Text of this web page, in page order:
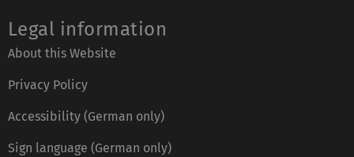
Legal information
About this Website
Privacy Policy
Accessibility (German only)
Sign language (German only)